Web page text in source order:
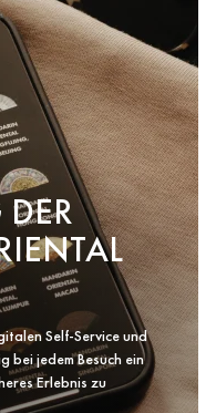
Self-Service und
bei jedem Besuch ein
Erlebnis zu